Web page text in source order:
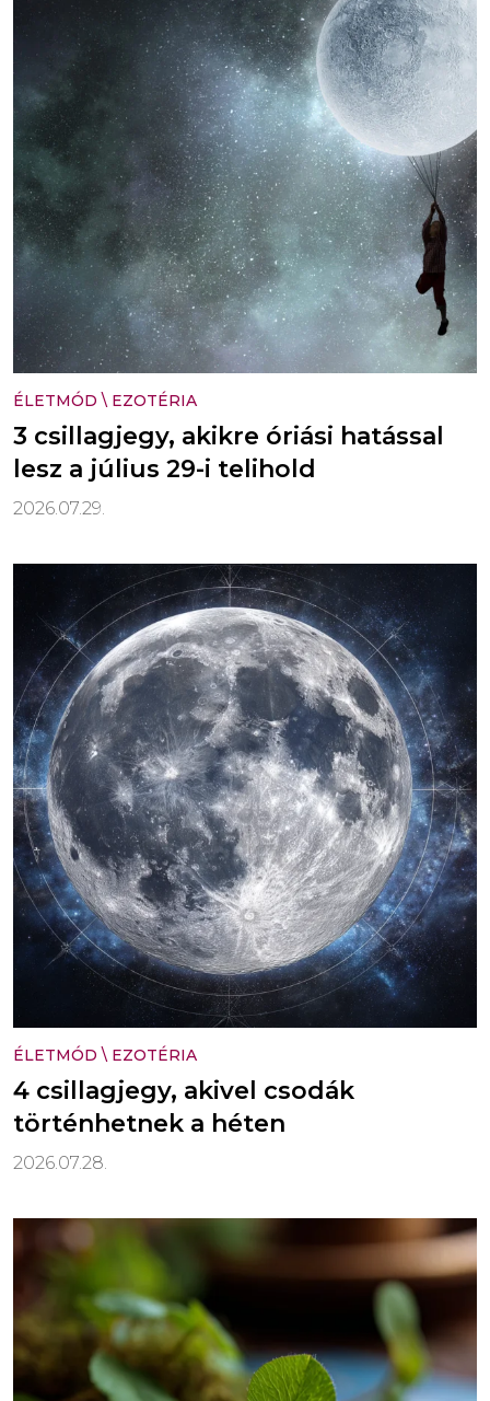
ÉLETMÓD \ EZOTÉRIA
3 csillagjegy, akikre óriási hatással
lesz a július 29-i telihold
2026.07.29.
ÉLETMÓD \ EZOTÉRIA
4 csillagjegy, akivel csodák
történhetnek a héten
2026.07.28.